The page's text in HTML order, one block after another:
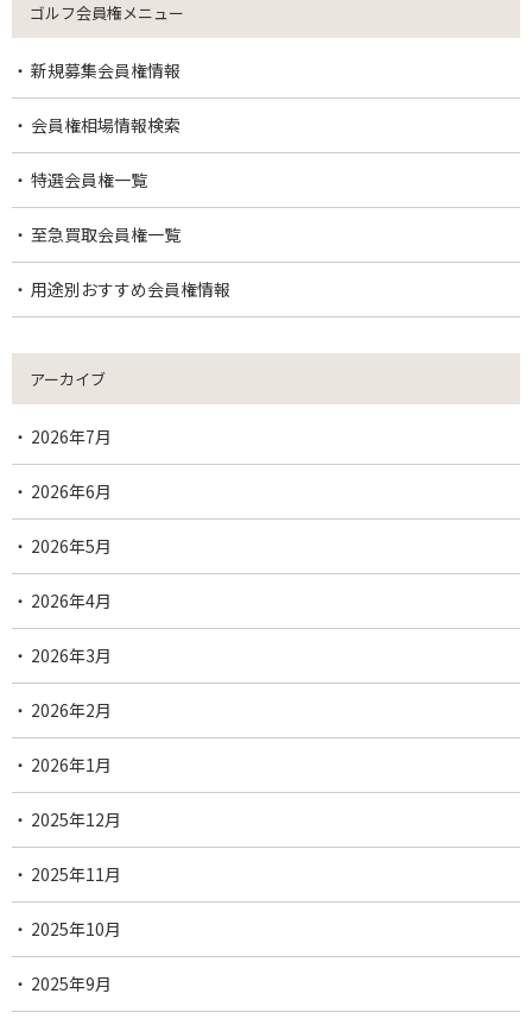
ゴルフ会員権メニュー
新規募集会員権情報
会員権相場情報検索
特選会員権一覧
至急買取会員権一覧
用途別おすすめ会員権情報
アーカイブ
2026年7月
2026年6月
2026年5月
2026年4月
2026年3月
2026年2月
2026年1月
2025年12月
2025年11月
2025年10月
2025年9月